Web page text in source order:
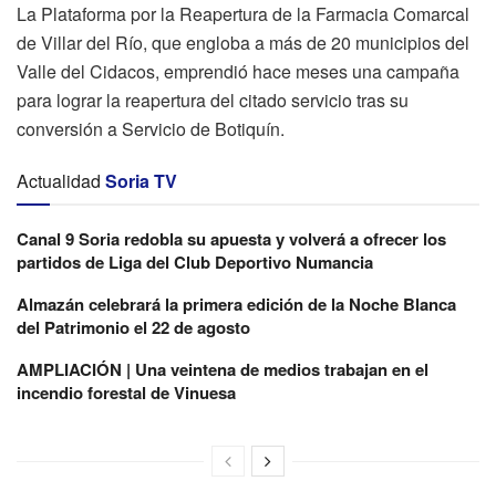
La Plataforma por la Reapertura de la Farmacia Comarcal
de Villar del Río, que engloba a más de 20 municipios del
Valle del Cidacos, emprendió hace meses una campaña
para lograr la reapertura del citado servicio tras su
conversión a Servicio de Botiquín.
Actualidad Soria TV
Canal 9 Soria redobla su apuesta y volverá a ofrecer los
partidos de Liga del Club Deportivo Numancia
Almazán celebrará la primera edición de la Noche Blanca
del Patrimonio el 22 de agosto
AMPLIACIÓN | Una veintena de medios trabajan en el
incendio forestal de Vinuesa